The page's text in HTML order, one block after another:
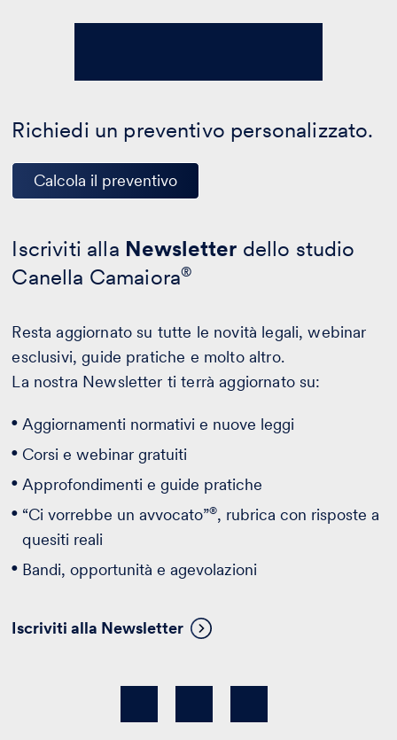
Richiedi un preventivo personalizzato.
Calcola il preventivo
Iscriviti alla Newsletter dello studio
Canella Camaiora®
Resta aggiornato su tutte le novità legali, webinar
esclusivi, guide pratiche e molto altro.
La nostra Newsletter ti terrà aggiornato su:
Aggiornamenti normativi e nuove leggi
Corsi e webinar gratuiti
Approfondimenti e guide pratiche
“Ci vorrebbe un avvocato”®, rubrica con risposte a
quesiti reali
Bandi, opportunità e agevolazioni
Iscriviti alla Newsletter